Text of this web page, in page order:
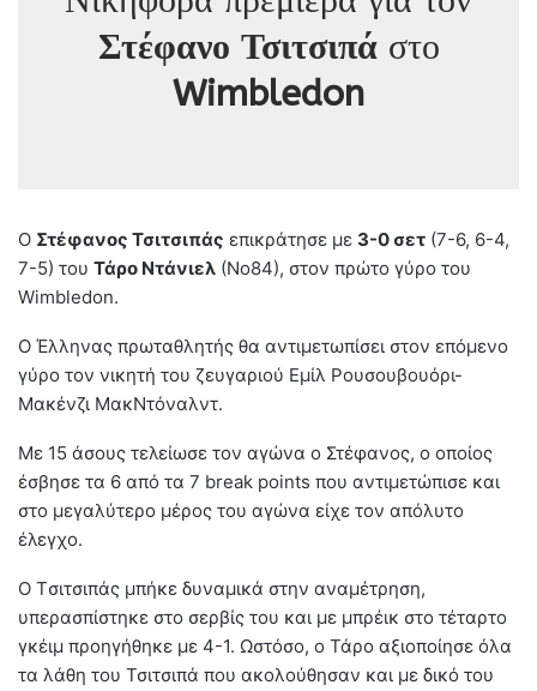
Στέφανο Τσιτσιπάστο
Wimbledon
Ο Στέφανος Τσιτσιπάς επικράτησε με 3-0 σετ (7-6, 6-4,
7-5) του Τάρο Ντάνιελ (Νο84), στον πρώτο γύρο του
Wimbledon.
Ο Έλληνας πρωταθλητής θα αντιμετωπίσει στον επόμενο
γύρο τον νικητή του ζευγαριού Εμίλ Ρουσουβουόρι-
Μακένζι ΜακΝτόναλντ.
Με 15 άσους τελείωσε τον αγώνα ο Στέφανος, ο οποίος
έσβησε τα 6 από τα 7 break points που αντιμετώπισε και
στο μεγαλύτερο μέρος του αγώνα είχε τον απόλυτο
έλεγχο.
Ο Tσιτσιπάς μπήκε δυναμικά στην αναμέτρηση,
υπερασπίστηκε στο σερβίς του και με μπρέικ στο τέταρτο
γκέιμ προηγήθηκε με 4-1. Ωστόσο, ο Τάρο αξιοποίησε όλα
τα λάθη του Τσιτσιπά που ακολούθησαν και με δικό του